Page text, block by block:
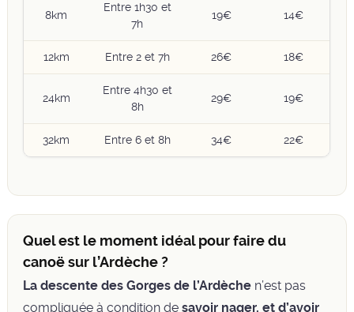
8km
Entre 1h30 et
7h
19€ 14€
12km Entre 2 et 7h 26€ 18€
24km
Entre 4h30 et
8h
29€ 19€
32km Entre 6 et 8h 34€ 22€
Quel est le moment idéal pour faire du
canoë sur l’Ardèche ?
La descente des Gorges de l’Ardèche n’est pas
compliquée à condition desavoir nager, et d’avoir